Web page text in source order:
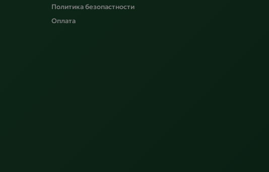
Политика безопастности
Оплата